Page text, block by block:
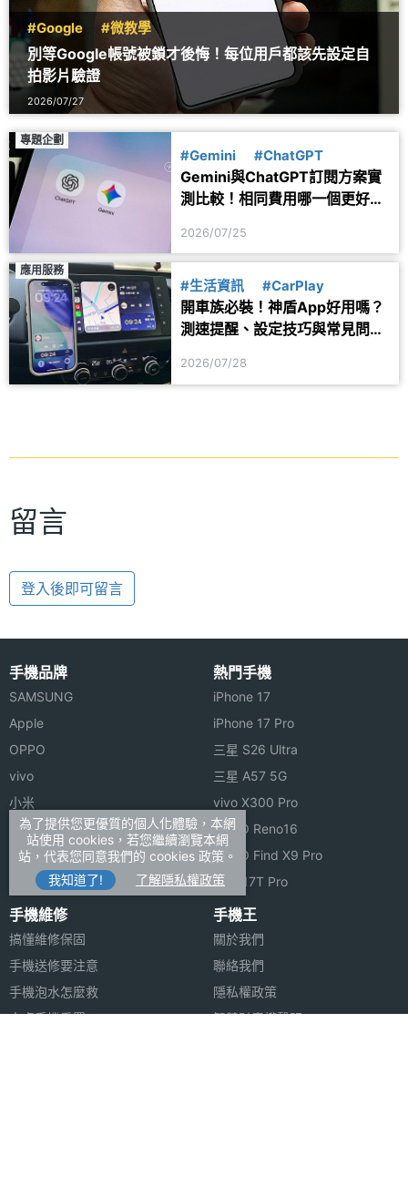
#Google #微教學
別等Google帳號被鎖才後悔！每位用戶都該先設定自
拍影片驗證
2026/07/27
專題企劃
#Gemini #ChatGPT
Gemini與ChatGPT訂閱方案實
測比較！相同費用哪一個更好
2026/07/25
應用服務
#生活資訊 #CarPlay
開車族必裝！神盾App好用嗎？
測速提醒、設定技巧與常見問題
2026/07/28
留言
登入後即可留言
手機品牌
SAMSUNG
Apple
OPPO
vivo
小米
ASUS
Sony
realme
熱門手機
iPhone 17
iPhone 17 Pro
三星 S26 Ultra
三星 A57 5G
vivo X300 Pro
OPPO Reno16
OPPO Find X9 Pro
小米 17T Pro
手機維修
搞懂維修保固
手機送修要注意
手機泡水怎麼救
安卓手機重置
手機王
關於我們
聯絡我們
隱私權政策
智慧財產權聲明
為了提供您更優質的個人化體驗，本網
站使用 cookies，若您繼續瀏覽本網
站，代表您同意我們的 cookies 政策。
我知道了!
了解隱私權政策